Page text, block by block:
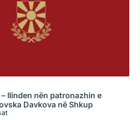
Ilinden nën patronazhin e
Davkova në Shkup